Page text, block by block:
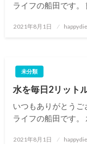
ライフの船田です
投
2021年8月1日
未分類
水を毎日2リット
いつもありがとう
ライフの船田です
投
2021年8月1日